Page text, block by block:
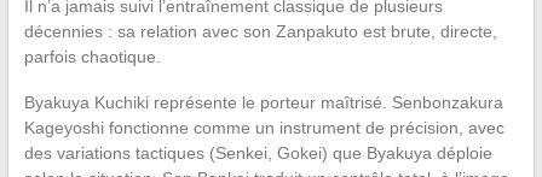
Il n’a jamais suivi l’entraînement classique de plusieurs
décennies : sa relation avec son Zanpakuto est brute, directe,
parfois chaotique.
Byakuya Kuchiki représente le porteur maîtrisé. Senbonzakura
Kageyoshi fonctionne comme un instrument de précision, avec
des variations tactiques (Senkei, Gokei) que Byakuya déploie